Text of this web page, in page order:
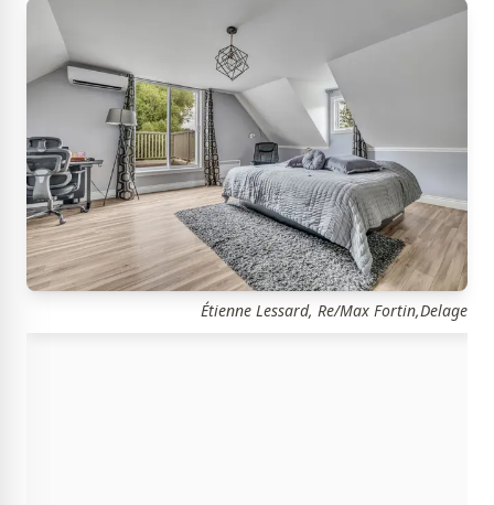
Étienne Lessard, Re/Max Fortin,Delage